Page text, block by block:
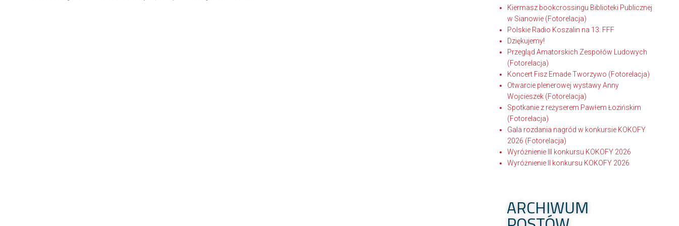
Kiermasz bookcrossingu Biblioteki Publicznej
w Sianowie (Fotorelacja)
Polskie Radio Koszalin na 13. FFF
Dziękujemy!
Przegląd Amatorskich Zespołów Ludowych
(Fotorelacja)
Koncert Fisz Emade Tworzywo (Fotorelacja)
Otwarcie plenerowej wystawy Anny
Wojcieszek (Fotorelacja)
Spotkanie z reżyserem Pawłem Łozińskim
(Fotorelacja)
Gala rozdania nagród w konkursie KOKOFY
2026 (Fotorelacja)
Wyróżnienie III konkursu KOKOFY 2026
Wyróżnienie II konkursu KOKOFY 2026
ARCHIWUM